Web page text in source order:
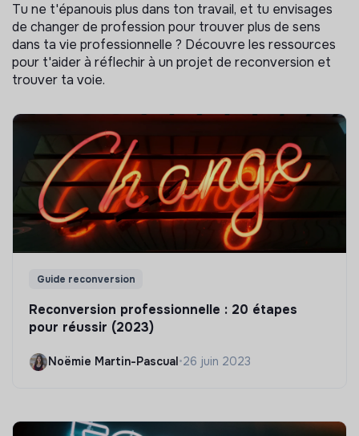
Tu ne t'épanouis plus dans ton travail, et tu envisages
de changer de profession pour trouver plus de sens
dans ta vie professionnelle ? Découvre les ressources
pour t'aider à réflechir à un projet de reconversion et
trouver ta voie.
Guide reconversion
Reconversion professionnelle : 20 étapes
pour réussir (2023)
Noëmie Martin-Pascual •26 juin 2023